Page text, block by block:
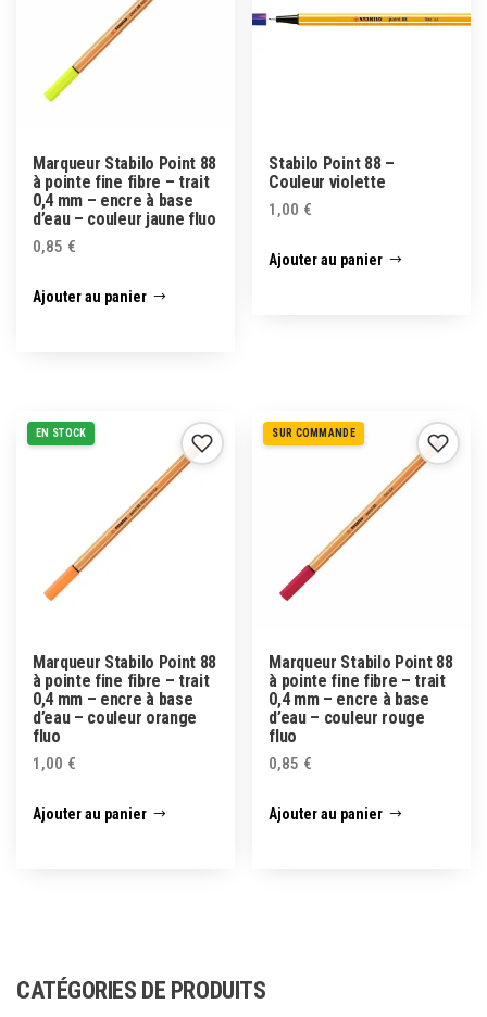
Marqueur Stabilo Point 88
à pointe fine fibre – trait
0,4 mm – encre à base
d’eau – couleur jaune fluo
0,85 €
Ajouter au panier
Stabilo Point 88 –
Couleur violette
1,00 €
Ajouter au panier
EN STOCK
Marqueur Stabilo Point 88
à pointe fine fibre – trait
0,4 mm – encre à base
d’eau – couleur orange
fluo
1,00 €
Ajouter au panier
SUR COMMANDE
Marqueur Stabilo Point 88
à pointe fine fibre – trait
0,4 mm – encre à base
d’eau – couleur rouge
fluo
0,85 €
Ajouter au panier
CATÉGORIES DE PRODUITS